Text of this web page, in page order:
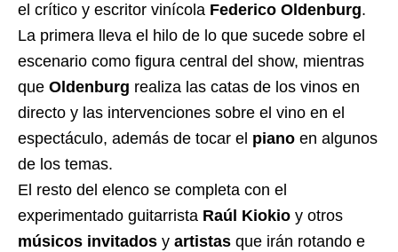
el crítico y escritor vinícola Federico Oldenburg.
La primera lleva el hilo de lo que sucede sobre el
escenario como figura central del show, mientras
que Oldenburg realiza las catas de los vinos en
directo y las intervenciones sobre el vino en el
espectáculo, además de tocar el piano en algunos
de los temas.
El resto del elenco se completa con el
experimentado guitarrista Raúl Kiokio y otros
músicos invitados y artistas que irán rotando e